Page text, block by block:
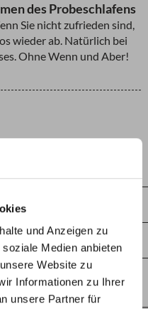
und Anzeigen zu
Medien anbieten
Website zu
Informationen zu Ihrer
unsere Partner für
des Probeschlafens
Sie nicht zufrieden sind,
wieder ab. Natürlich bei
Ohne Wenn und Aber!
Härtegrad tauschen?
160 cm Breite mit zwei